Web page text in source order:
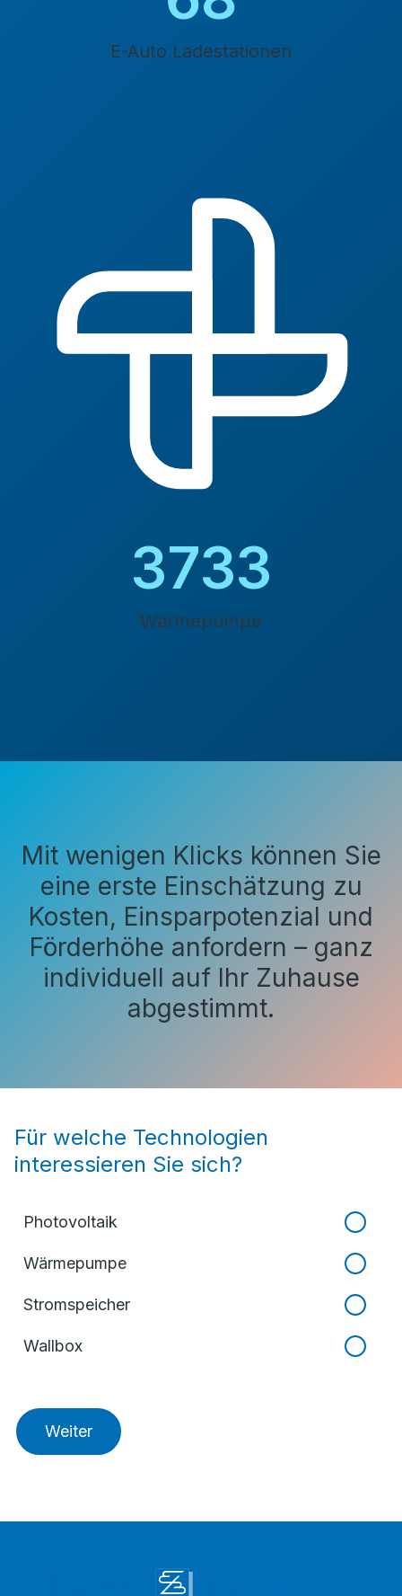
E-Auto Ladestationen
4200
Wärmepumpe
Mit wenigen Klicks können Sie
eine erste Einschätzung zu
Kosten, Einsparpotenzial und
Förderhöhe anfordern – ganz
individuell auf Ihr Zuhause
abgestimmt.
Für welche Technologien
interessieren Sie sich?
Photovoltaik
Wärmepumpe
Stromspeicher
Wallbox
Weiter